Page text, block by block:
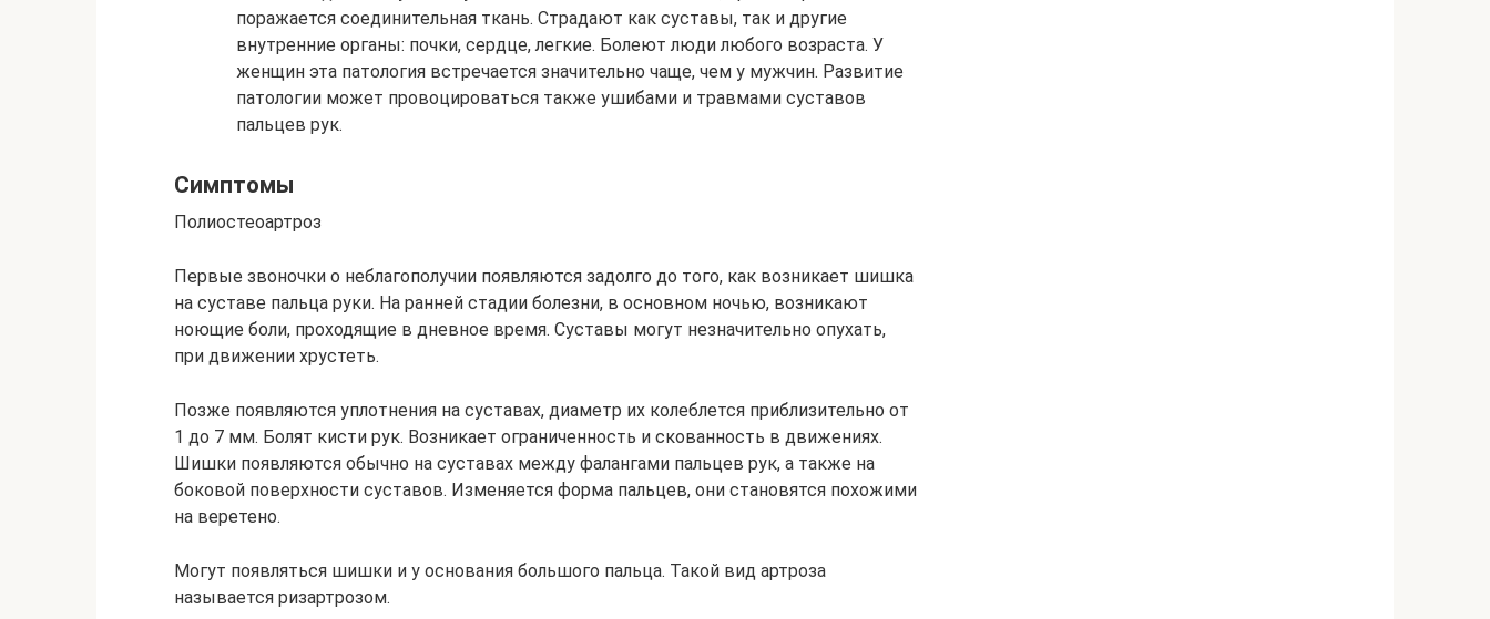
поражается соединительная ткань. Страдают как суставы, так и другие
внутренние органы: почки, сердце, легкие. Болеют люди любого возраста. У
женщин эта патология встречается значительно чаще, чем у мужчин. Развитие
патологии может провоцироваться также ушибами и травмами суставов
пальцев рук.
Симптомы
Полиостеоартроз
Первые звоночки о неблагополучии появляются задолго до того, как возникает шишка
на суставе пальца руки. На ранней стадии болезни, в основном ночью, возникают
ноющие боли, проходящие в дневное время. Суставы могут незначительно опухать,
при движении хрустеть.
Позже появляются уплотнения на суставах, диаметр их колеблется приблизительно от
1 до 7 мм. Болят кисти рук. Возникает ограниченность и скованность в движениях.
Шишки появляются обычно на суставах между фалангами пальцев рук, а также на
боковой поверхности суставов. Изменяется форма пальцев, они становятся похожими
на веретено.
Могут появляться шишки и у основания большого пальца. Такой вид артроза
называется ризартрозом.